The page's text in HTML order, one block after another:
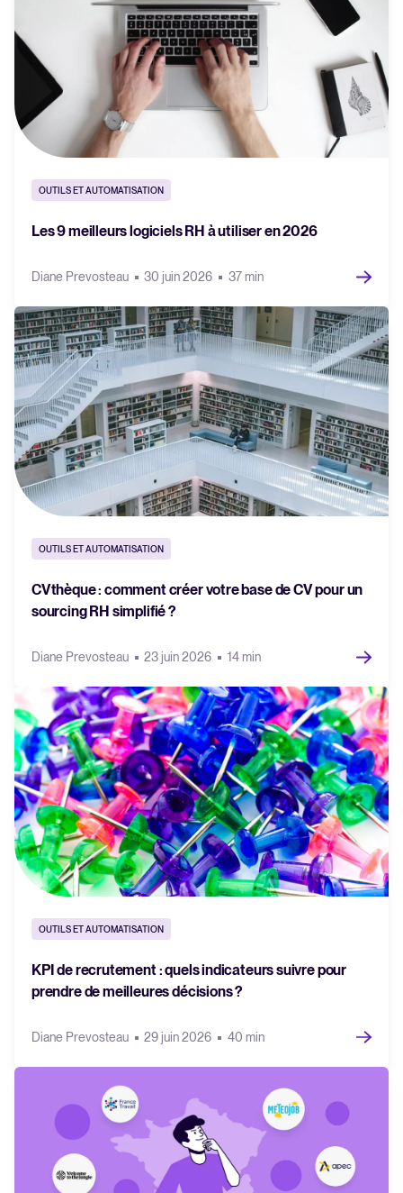
OUTILS ET AUTOMATISATION
Les 9 meilleurs logiciels RH à utiliser en 2026
Diane Prevosteau 30 juin 2026 37 min
OUTILS ET AUTOMATISATION
CVthèque : comment créer votre base de CV pour un
sourcing RH simplifié ?
Diane Prevosteau 23 juin 2026 14 min
OUTILS ET AUTOMATISATION
KPI de recrutement : quels indicateurs suivre pour
prendre de meilleures décisions ?
Diane Prevosteau 29 juin 2026 40 min